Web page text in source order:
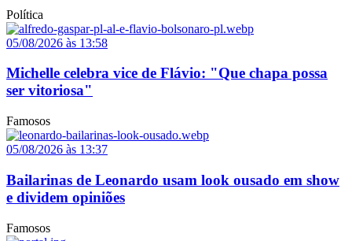
Política
05/08/2026 às 13:58
Michelle celebra vice de Flávio: "Que chapa possa
ser vitoriosa"
Famosos
05/08/2026 às 13:37
Bailarinas de Leonardo usam look ousado em show
e dividem opiniões
Famosos